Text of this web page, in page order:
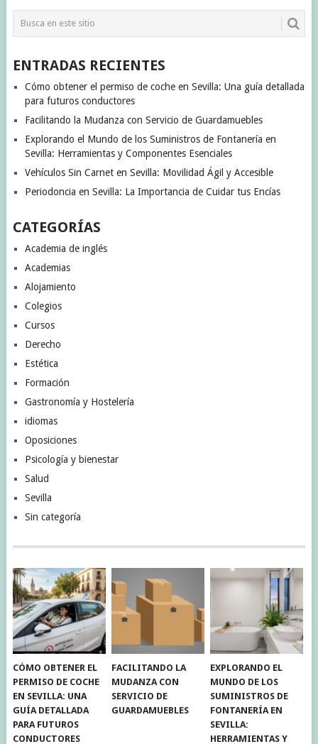
ENTRADAS RECIENTES
Cómo obtener el permiso de coche en Sevilla: Una guía detallada
para futuros conductores
Facilitando la Mudanza con Servicio de Guardamuebles
Explorando el Mundo de los Suministros de Fontanería en
Sevilla: Herramientas y Componentes Esenciales
Vehículos Sin Carnet en Sevilla: Movilidad Ágil y Accesible
Periodoncia en Sevilla: La Importancia de Cuidar tus Encías
CATEGORÍAS
Academia de inglés
Academias
Alojamiento
Colegios
Cursos
Derecho
Estética
Formación
Gastronomía y Hostelería
idiomas
Oposiciones
Psicología y bienestar
Salud
Sevilla
Sin categoría
CÓMO OBTENER EL
PERMISO DE COCHE
EN SEVILLA: UNA
GUÍA DETALLADA
PARA FUTUROS
CONDUCTORES
FACILITANDO LA
MUDANZA CON
SERVICIO DE
GUARDAMUEBLES
EXPLORANDO EL
MUNDO DE LOS
SUMINISTROS DE
FONTANERÍA EN
SEVILLA:
HERRAMIENTAS Y